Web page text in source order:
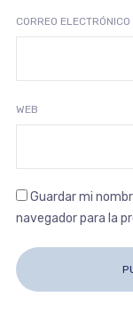
CORREO ELECTRÓNICO
WEB
Guardar mi
navegador para la